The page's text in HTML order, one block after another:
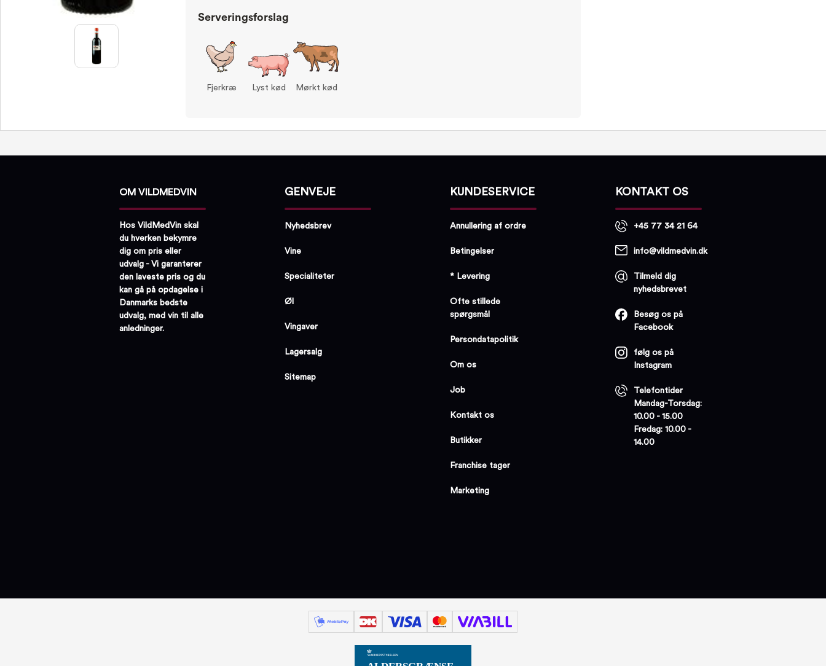
Serveringsforslag
Fjerkræ Lyst kød Mørkt kød
OM VILDMEDVIN
Hos VildMedVin skal
du hverken bekymre
dig om pris eller
udvalg - Vi garanterer
den laveste pris og du
kan gå på opdagelse i
Danmarks bedste
udvalg, med vin til alle
anledninger.
GENVEJE
Nyhedsbrev
Vine
Specialiteter
Øl
Vingaver
Lagersalg
Sitemap
KUNDESERVICE
Annullering af ordre
Betingelser
* Levering
Ofte stillede
spørgsmål
Persondatapolitik
Om os
Job
Kontakt os
Butikker
Franchise tager
Marketing
KONTAKT OS
+45 77 34 21 64
info@vildmedvin.dk
Tilmeld dig
nyhedsbrevet
Besøg os på
Facebook
følg os på
Instagram
Telefontider
Mandag-Torsdag:
10.00 - 15.00
Fredag: 10.00 -
14.00